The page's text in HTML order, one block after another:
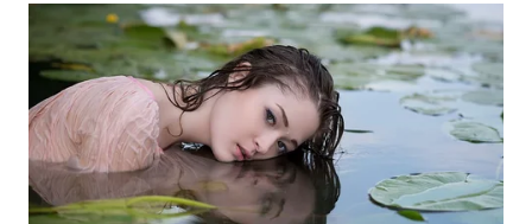
WN
PURWAKARTA
WN
PRIANGAN